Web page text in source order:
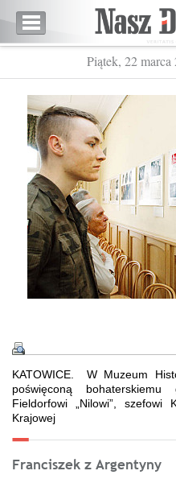
Piątek, 22
KATOWICE. W Muzeum
poświęconą bohaterskiemu
Fieldorfowi „Nilowi”, szefowi
Krajowej
Franciszek z Argentyny